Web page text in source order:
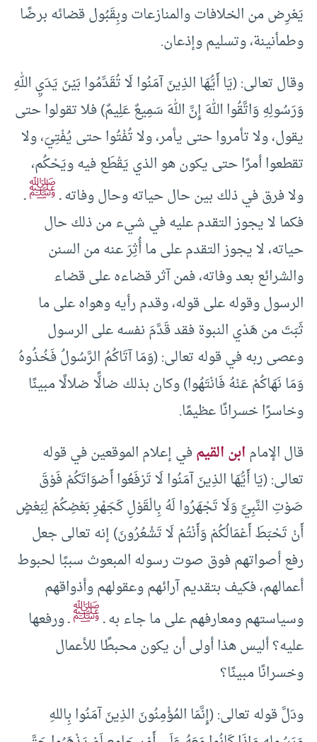
يَعْرِض من الخلافات والمنازعات وبِقَبُول قضائه برضًا
وطمأنينة، وتسليم وإذعان.
وقال تعالى: (يَا أَيُّهَا الذِينَ آمَنُوا لَا تُقَدِّمُوا بَيْنَ يَدَيِ اللهِ
وَرَسُولِهِ وَاتَّقُوا اللهَ إِنَّ اللهَ سَمِيعٌ عَلِيمٌ) فلا تقولوا حتى
يقول، ولا تأمروا حتى يأمر، ولا تُفْتُوا حتى يُفْتِيَ، ولا
تقطعوا أمرًا حتى يكون هو الذي يَقْطَع فيه ويَحْكُم،
ولا فرق في ذلك بين حال حياته وحال وفاته ـﷺـ
فكما لا يجوز التقدم عليه في شيء من ذلك حال
حياته، لا يجوز التقدم على ما أُثِرَ عنه من السنن
والشرائع بعد وفاته، فمن آثر قضاءه على قضاء
الرسول وقوله على قوله، وقدم رأيه وهواه على ما
ثَبَتَ من هَدْي النبوة فقد قَدَّمَ نفسه على الرسول
وعصى ربه في قوله تعالى: (وَمَا آتَاكُمُ الرَّسُولُ فَخُذُوهُ
وَمَا نَهَاكُمْ عَنْهُ فَانْتَهُوا) وكان بذلك ضالًّا ضلالًا مبينًا
وخاسرًا خسرانًا عظيمًا.
قال الإمامابن القيمفي إعلام الموقعين في قوله
تعالى: (يَا أَيُّهَا الذِينَ آمَنُوا لَا تَرْفَعُوا أَصْوَاتَكُمْ فَوْقَ
صَوْتِ النَّبِيِّ وَلَا تَجْهَرُوا لَهُ بِالْقَوْلِ كَجَهْرِ بَعْضِكُمْ لِبَعْضٍ
أَنْ تَحْبَطَ أَعْمَالُكُمْ وَأَنْتُمْ لَا تَشْعُرُونَ) إنه تعالى جعل
رفع أصواتهم فوق صوت رسوله المبعوث سببًا لحبوط
أعمالهم، فكيف بتقديم آرائهم وعقولهم وأذواقهم
وسياستهم ومعارفهم على ما جاء به ـﷺـ ورفعها
عليه؟ أليس هذا أولى أن يكون محبطًا للأعمال
وخسرانًا مبينًا؟
ودَلَّ قوله تعالى: (إِنَّمَا المُؤْمِنُونَ الذِينَ آمَنُوا بِاللهِ